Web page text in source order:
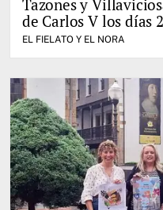
Tazones y
de Carlos V los días
EL FIELATO Y EL NORA